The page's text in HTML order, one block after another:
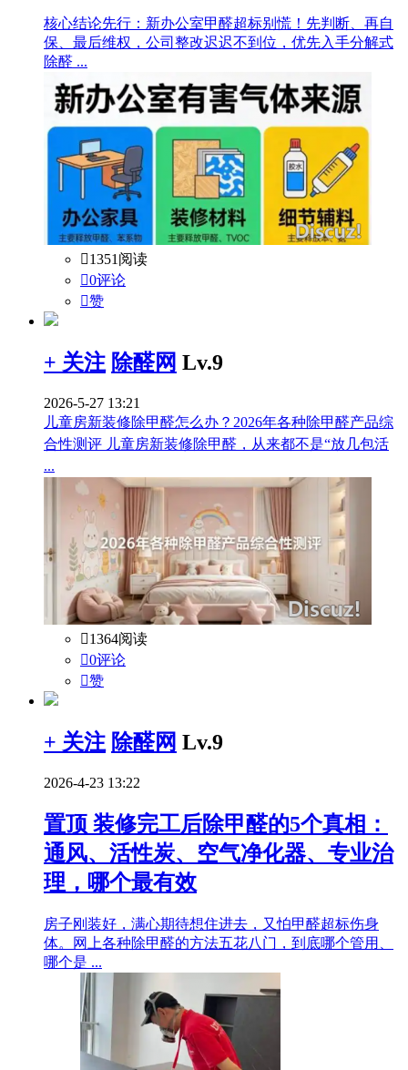
核心结论先行：新办公室甲醛超标别慌！先判断、再自
保、最后维权，公司整改迟迟不到位，优先入手分解式
除醛 ...
1351阅读
0评论
赞
+ 关注 除醛网 Lv.9
2026-5-27 13:21
儿童房新装修除甲醛怎么办？2026年各种除甲醛产品综
合性测评 儿童房新装修除甲醛，从来都不是“放几包活
...
1364阅读
0评论
赞
+ 关注 除醛网 Lv.9
2026-4-23 13:22
置顶 装修完工后除甲醛的5个真相：
通风、活性炭、空气净化器、专业治
理，哪个最有效
房子刚装好，满心期待想住进去，又怕甲醛超标伤身
体。网上各种除甲醛的方法五花八门，到底哪个管用、
哪个是 ...